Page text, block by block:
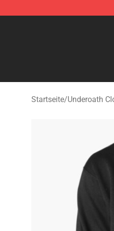
Underoath Store -
Startseite/Underoath